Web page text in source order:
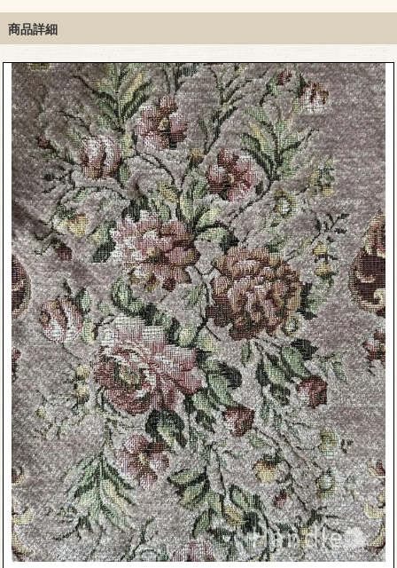
ージュ)
商品詳細